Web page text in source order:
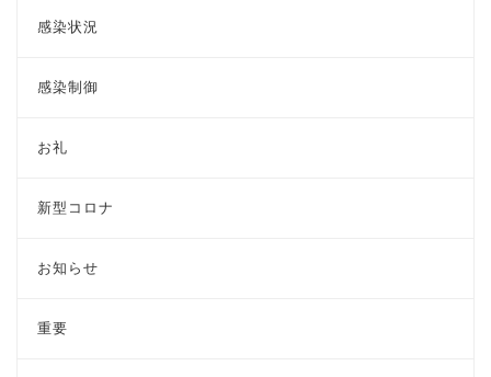
感染状況
感染制御
お礼
新型コロナ
お知らせ
重要